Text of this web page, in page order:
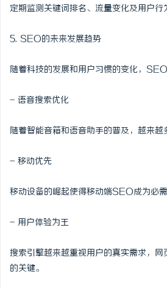
定期监测关键词排名、流量变化及用户
5. SEO的未来发展趋势
随着科技的发展和用户习惯的变化，
- 语音搜索优化
随着智能音箱和语音助手的普及，越来
- 移动优先
移动设备的崛起使得移动端SEO成为必
- 用户体验为王
搜索引擎越来越重视用户的真实需求，
的关键。